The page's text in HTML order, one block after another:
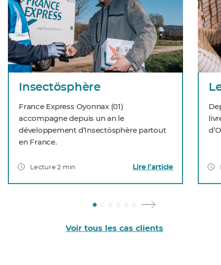
Insectösphère
France Express Oyonnax (01)
accompagne depuis un an le
développement d’Insectösphère partout
en France.
Lecture 2 min Lire l’article
Voir tous les cas clients